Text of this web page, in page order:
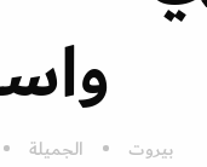
بيروت الجميلة